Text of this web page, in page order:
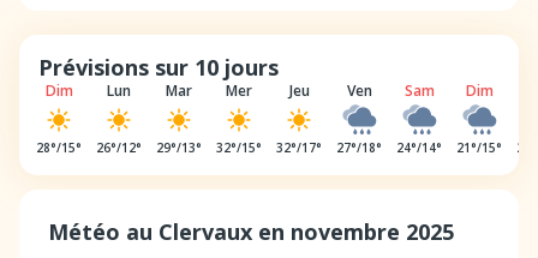
Prévisions sur 10 jours
Dim
28°/15°
Lun
26°/12°
Mar
29°/13°
Mer
32°/15°
Jeu
32°/17°
Ven
27°/18°
Sam
24°/14°
Dim
21°/15° 21
Météo au Clervaux en novembre 2025